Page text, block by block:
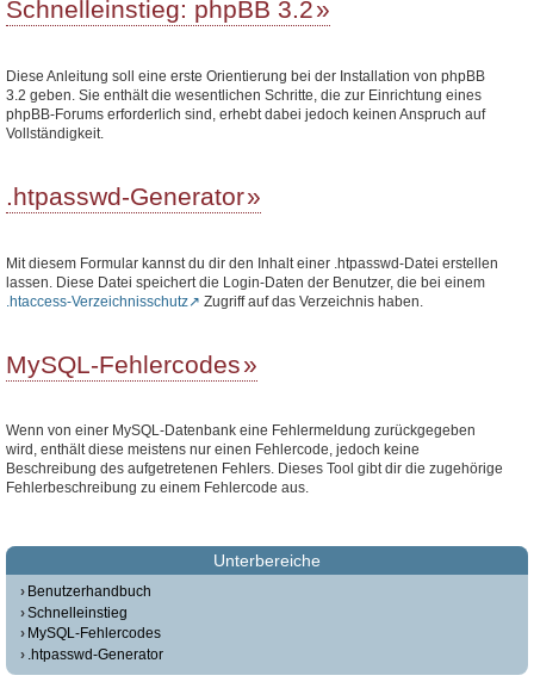
Schnelleinstieg: phpBB 3.2
Diese Anleitung soll eine erste Orientierung bei der Installation von phpBB
3.2 geben. Sie enthält die wesentlichen Schritte, die zur Einrichtung eines
phpBB-Forums erforderlich sind, erhebt dabei jedoch keinen Anspruch auf
Vollständigkeit.
.htpasswd-Generator
Mit diesem Formular kannst du dir den Inhalt einer .htpasswd-Datei erstellen
lassen. Diese Datei speichert die Login-Daten der Benutzer, die bei einem
.htaccess-Verzeichnisschutz
Zugriff auf das Verzeichnis haben.
MySQL-Fehlercodes
Wenn von einer MySQL-Datenbank eine Fehlermeldung zurückgegeben
wird, enthält diese meistens nur einen Fehlercode, jedoch keine
Beschreibung des aufgetretenen Fehlers. Dieses Tool gibt dir die zugehörige
Fehlerbeschreibung zu einem Fehlercode aus.
Unterbereiche
Benutzerhandbuch
Schnelleinstieg
MySQL-Fehlercodes
.htpasswd-Generator